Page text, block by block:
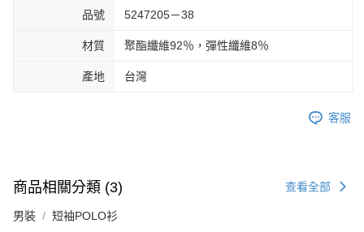
品號 5247205－38
材質 聚酯纖維92％，彈性纖維8％
產地 台灣
客服
商品相關分類 (3) 查看全部
男裝 短袖POLO衫